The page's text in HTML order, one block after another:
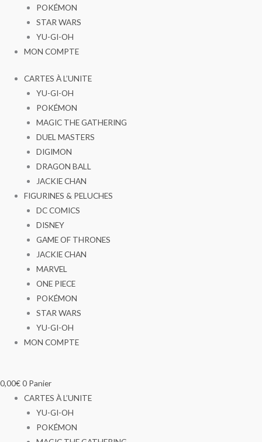
POKÉMON
STAR WARS
YU-GI-OH
MON COMPTE
CARTES À L’UNITE
YU-GI-OH
POKÉMON
MAGIC THE GATHERING
DUEL MASTERS
DIGIMON
DRAGON BALL
JACKIE CHAN
FIGURINES & PELUCHES
DC COMICS
DISNEY
GAME OF THRONES
JACKIE CHAN
MARVEL
ONE PIECE
POKÉMON
STAR WARS
YU-GI-OH
MON COMPTE
0,00€0 Panier
CARTES À L’UNITE
YU-GI-OH
POKÉMON